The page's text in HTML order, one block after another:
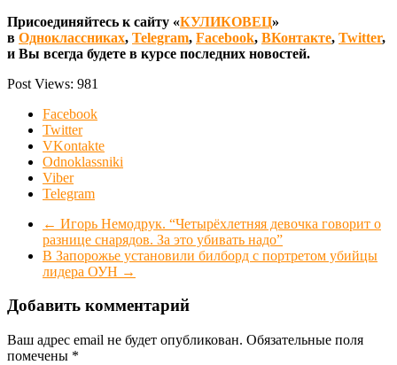
Присоединяйтесь к сайту «КУЛИКОВЕЦ»
в Одноклассниках, Telegram, Facebook, ВКонтакте, Twitter,
и Вы всегда будете в курсе последних новостей.
Post Views: 981
Facebook
Twitter
VKontakte
Odnoklassniki
Viber
Telegram
← Игорь Немодрук. “Четырёхлетняя девочка говорит о
разнице снарядов. За это убивать надо”
В Запорожье установили билборд с портретом убийцы
лидера ОУН →
Добавить комментарий
Ваш адрес email не будет опубликован. Обязательные поля
помечены *